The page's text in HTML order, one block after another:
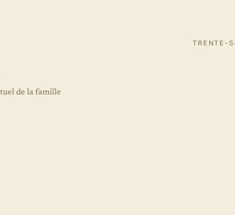
TRENTE-
de la famille